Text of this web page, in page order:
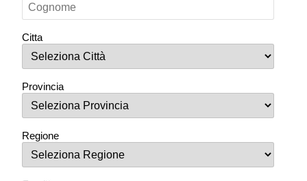
Citta
Provincia
Regione